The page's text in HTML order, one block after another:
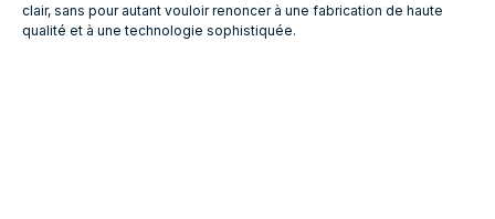
clair, sans pour autant vouloir renoncer à une fabrication de haute
qualité et à une technologie sophistiquée.